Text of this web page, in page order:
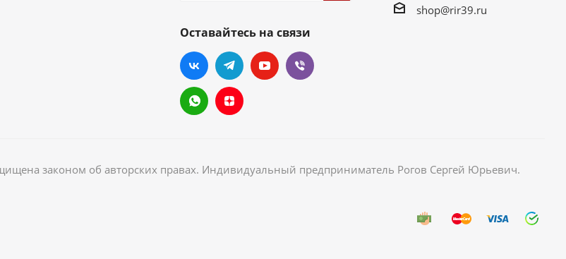
Оставайтесь на связи
shop@rir39.ru
законом об авторских правах. Индивидуальный предприниматель Рогов Сергей Юрьевич.